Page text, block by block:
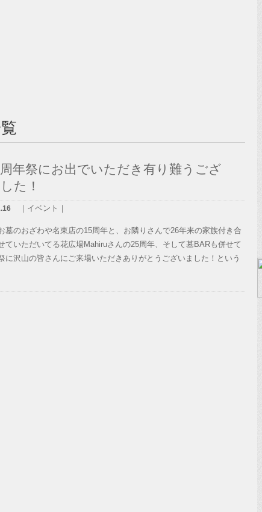
年祭にお出でいただき有り難うござ
た！
｜イベント｜
墓のおざわや名東店の15周年と、お隣りさんで26年来の家族付き合
ていただいてる花広場Mahiruさんの25周年、そして墓BARも併せて
に沢山の皆さんにご来場いただきありがとうございました！という